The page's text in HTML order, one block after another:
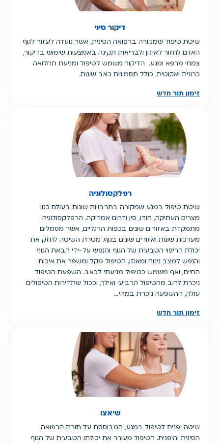
דיקור סיני
שיטת טיפול שמקורה ברפואה הסינית, אשר נועדה לעזור לגוף
האדם לחזור לאיזון ולבריאות תקינה באמצעות שימוש בדיקור,
צמחי מרפא ומגע. הדיקור משמש לטיפול ומניעת תחלואה
כרונית ואקוטית, כולל תסמונות כאב שונות.
זימון תור חדש
רפלקסולוגיה
שיטת טיפול במגע שמקורה בתרבויות שונות בעולם כגון
מצרים העתיקה, הודו, סין ודרום אמריקה. הרפלקסולוגיה
מתמקדת באזורים שונים בכפות הרגליים, אשר מסמלים
מערכות שונות ואזורים שונים בגוף. מטרת השיטה לחזק את
יכולת הריפוי הטבעית של הגוף והנפש על-ידי הבאת הגוף
והנפש למצב נינוח ומאוזן. הטיפול מקל ומשפר את איכות
החיים, ואף משמש כטיפול מניעתי לכאב. השפעת הטיפול
ניכרת לרוב מהטיפול הרביעי ואילך, וככול שתדירות הטיפולים
עולה, ההשפעה ניכרת במהי…
זימון תור חדש
שיאצו
שיטה יפנית לטיפול במגע, המבוססת על תורת הרפואה
הסינית והיפנית. הטיפול מעורר את יכולתו הטבעית של הגוף